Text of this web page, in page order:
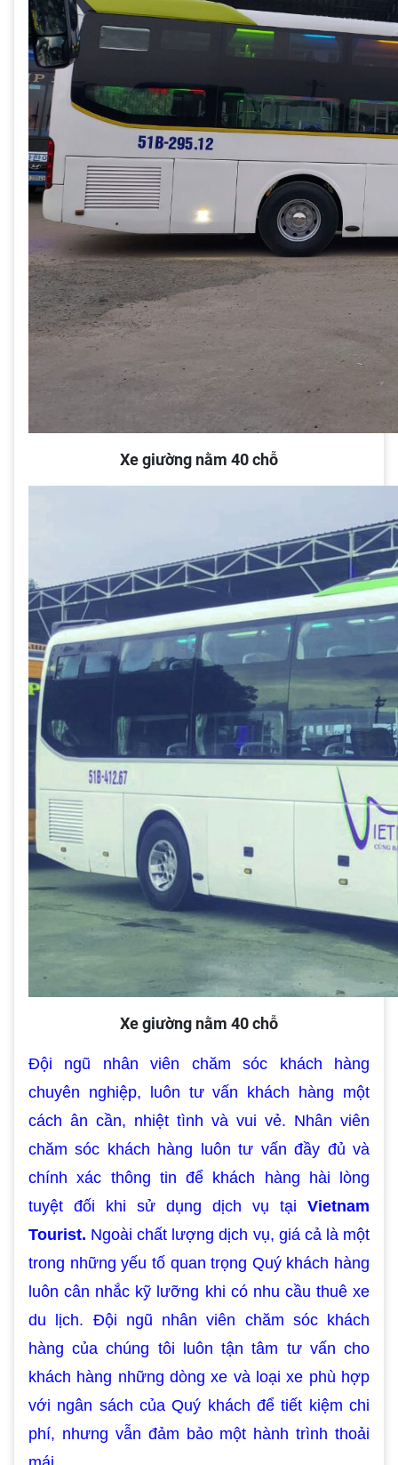
Xe giường nằm 40 chỗ
Xe giường nằm 40 chỗ
Đội ngũ nhân viên chăm sóc khách hàng
chuyên nghiệp, luôn tư vấn khách hàng một
cách ân cần, nhiệt tình và vui vẻ. Nhân viên
chăm sóc khách hàng luôn tư vấn đầy đủ và
chính xác thông tin để khách hàng hài lòng
tuyệt đối khi sử dụng dịch vụ tại Vietnam
Tourist. Ngoài chất lượng dịch vụ, giá cả là một
trong những yếu tố quan trọng Quý khách hàng
luôn cân nhắc kỹ lưỡng khi có nhu cầu thuê xe
du lịch. Đội ngũ nhân viên chăm sóc khách
hàng của chúng tôi luôn tận tâm tư vấn cho
khách hàng những dòng xe và loại xe phù hợp
với ngân sách của Quý khách để tiết kiệm chi
phí, nhưng vẫn đảm bảo một hành trình thoải